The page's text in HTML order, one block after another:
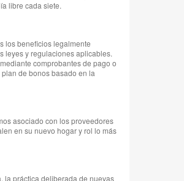
libre cada siete.
los beneficios legalmente
leyes y regulaciones aplicables.
comprobantes de pago o
de bonos basado en la
asociado con los proveedores
en su nuevo hogar y rol lo más
la práctica deliberada de nuevas